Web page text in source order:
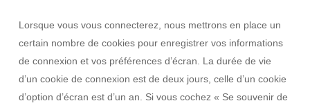
Lorsque vous vous connecterez, nous mettrons en place un
certain nombre de cookies pour enregistrer vos informations
de connexion et vos préférences d’écran. La durée de vie
d’un cookie de connexion est de deux jours, celle d’un cookie
d’option d’écran est d’un an. Si vous cochez « Se souvenir de